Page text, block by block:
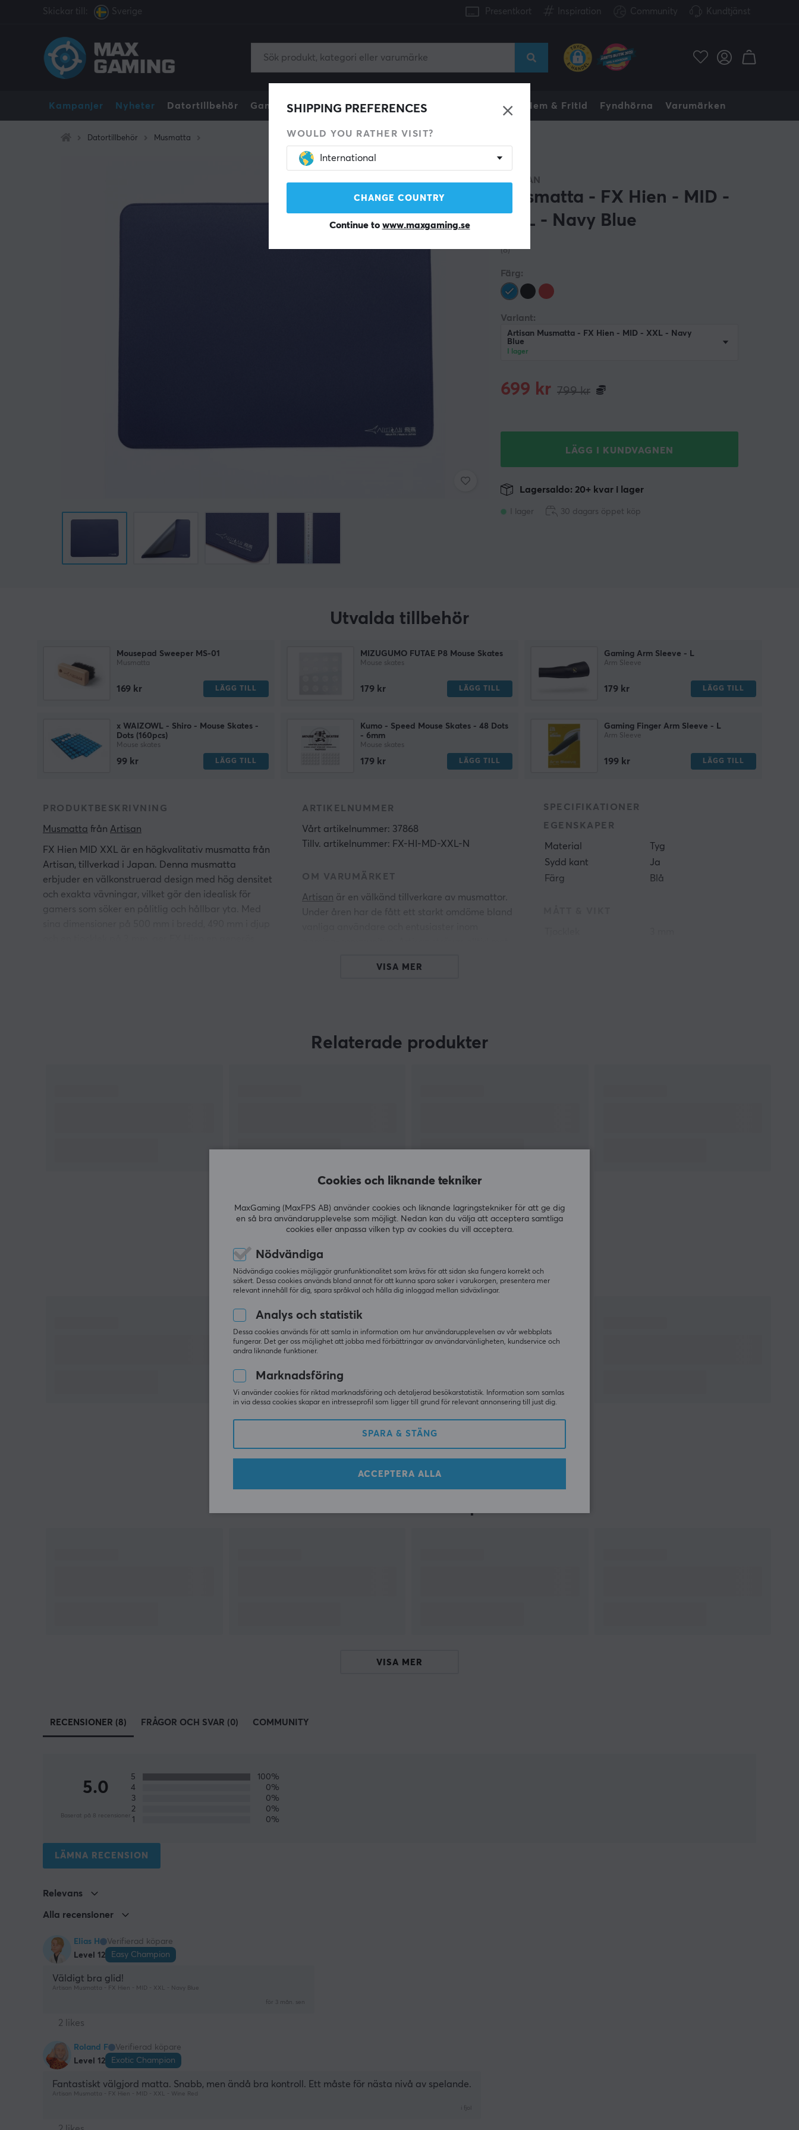
Skickar till: Sverige Presentkort Inspiration Community Kundtjänst
Kampanjer Nyheter Datortillbehör Gamingdator Konsol Gamingstol Mobiltillbehör Hem & Fritid Fyndhörna Varumärken
SHIPPING PREFERENCES
WOULD YOU RATHER VISIT?
International
CHANGE COUNTRY
Continue to www.maxgaming.se
Datortillbehör Musmatta
ARTISAN
Musmatta - FX Hien - MID -
XXL - Navy Blue
(8)
Färg:
Variant:
Artisan Musmatta - FX Hien - MID - XXL - Navy
Blue
I lager
799kr
699 kr
LÄGG I KUNDVAGNEN
I lager
Lagersaldo: 20+ kvar i lager
30 dagars öppet köp
Utvalda tillbehör
Mousepad Sweeper MS-01
Musmatta
169 kr LÄGG TILL
MIZUGUMO FUTAE P8 Mouse Skates
Mouse skates
179 kr LÄGG TILL
Gaming Arm Sleeve - L
Arm Sleeve
179 kr LÄGG TILL
x WAIZOWL - Shiro - Mouse Skates -
Dots (160pcs)
Mouse skates
99 kr LÄGG TILL
Kumo - Speed Mouse Skates - 48 Dots
- 6mm
Mouse skates
179 kr LÄGG TILL
Gaming Finger Arm Sleeve - L
Arm Sleeve
199 kr LÄGG TILL
PRODUKTBESKRIVNING
Musmatta från Artisan
FX Hien MID XXL är en högkvalitativ musmatta från
Artisan, tillverkad i Japan. Denna musmatta
erbjuder en välkonstruerad design med hög densitet
och exakta vävningar, vilket gör den idealisk för
gamers som söker en pålitlig och hållbar yta. Med
ARTIKELNUMMER
Vårt artikelnummer: 37868
Tillv. artikelnummer: FX-HI-MD-XXL-N
OM VARUMÄRKET
Artisan är en välkänd tillverkare av musmattor.
Under åren har de fått ett starkt omdöme bland
sig själva och branschen genom att vara
kvalitets material. Artisan är tydliga med att
SPECIFIKATIONER
EGENSKAPER
Material
Tyg
Sydd kant
Ja
Färg
Blå
VISA MER
Relaterade produkter
Andra köpte även
VISA MER
VISA MER
RECENSIONER (8) FRÅGOR OCH SVAR (0) COMMUNITY
5.0
Baserat på 8 recensioner
5
100%
4
0%
3
0%
2
0%
1
0%
LÄMNA RECENSION
Relevans
Alla recensioner
Elias H
Verifierad köpare
Level 12
Easy Champion
Väldigt bra glid!
Artisan Musmatta - FX Hien - MID - XXL - Navy Blue
för 3 mån. sen
2 likes
Roland F
Verifierad köpare
Level 12
Exotic Champion
Fantastiskt välgjord matta. Snabb, men ändå bra kontroll. Ett måste för nästa nivå av spelande.
Artisan Musmatta - FX Hien - MID - XXL - Wine Red
Cookies och liknande tekniker
MaxGaming (MaxFPS AB) använder cookies och liknande lagringstekniker för att ge dig
en så bra användarupplevelse som möjligt. Nedan kan du välja att acceptera samtliga
cookies eller anpassa vilken typ av cookies du vill acceptera.
Nödvändiga
Nödvändiga cookies möjliggör grunfunktionalitet som krävs för att sidan ska fungera korrekt och
säkert. Dessa cookies används bland annat för att kunna spara saker i varukorgen, presentera mer
relevant innehåll för dig, spara språkval och hålla dig inloggad mellan sidväxlingar.
Analys och statistik
Dessa cookies används för att samla in information om hur användarupplevelsen av vår webbplats
fungerar. Det ger oss möjlighet att jobba med förbättringar av användarvänligheten, kundservice och
andra liknande funktioner.
Marknadsföring
Vi använder cookies för riktad marknadsföring och detaljerad besökarstatistik. Information som samlas
in via dessa cookies skapar en intresseprofil som ligger till grund för relevant annonsering till just dig.
SPARA & STÄNG
ACCEPTERA ALLA